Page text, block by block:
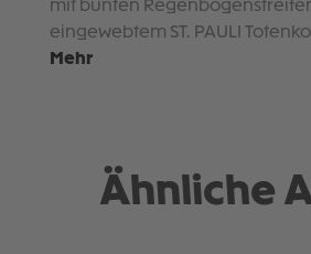
mit bunten
eingewebtem ST. PAULI
Mehr
Ähnliche